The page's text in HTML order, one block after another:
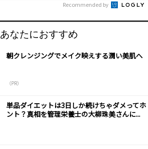
Recommended by
あなたにおすすめ
朝クレンジングでメイク映えする潤い美肌へ
（PR）
単品ダイエットは3日しか続けちゃダメってホ
ント？真相を管理栄養士の大柳珠美さんに...